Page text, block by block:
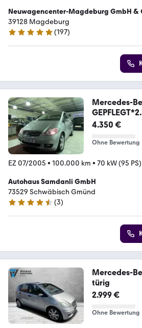
Neuwagencenter-Magdeburg GmbH &
39128 Magdeburg
4.8 Sterne
(197)
Mercedes-
EDER*PDC
4.350 €
Ohne Bewertung
EZ 07/2005 • 100.000 km • 70 kW (95 PS)
Autohaus Samdanli GmbH
73529 Schwäbisch Gmünd
4.4 Sterne
(3)
Mercedes-
türig
2.999 €
Ohne Bewertung